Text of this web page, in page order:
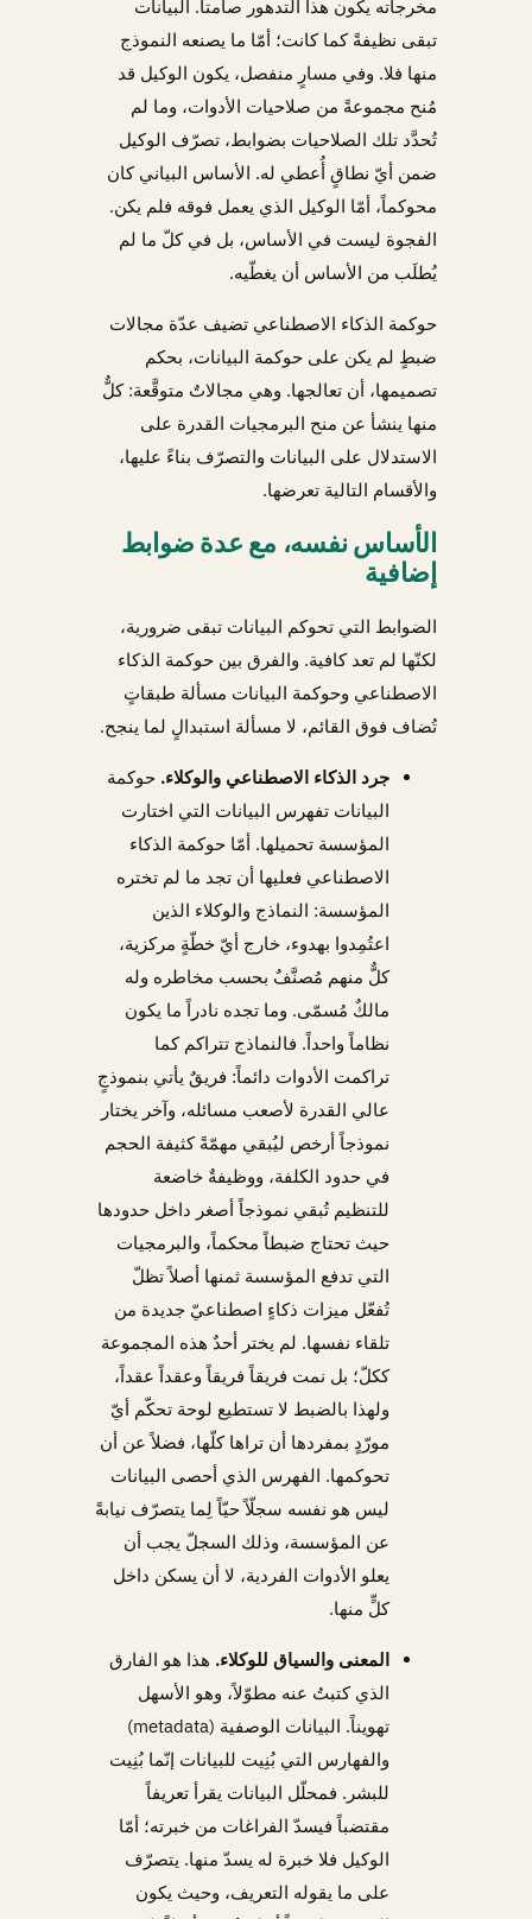
مخرجاته يكون هذا التدهور صامتاً. البيانات
تبقى نظيفةً كما كانت؛ أمّا ما يصنعه النموذج
منها فلا. وفي مسارٍ منفصل، يكون الوكيل قد
مُنح مجموعةً من صلاحيات الأدوات، وما لم
تُحدَّد تلك الصلاحيات بضوابط، تصرّف الوكيل
ضمن أيّ نطاقٍ أُعطي له. الأساس البياني كان
محوكماً، أمّا الوكيل الذي يعمل فوقه فلم يكن.
الفجوة ليست في الأساس، بل في كلّ ما لم
يُطلَب من الأساس أن يغطّيه.
حوكمة الذكاء الاصطناعي تضيف عدّة مجالات
ضبطٍ لم يكن على حوكمة البيانات، بحكم
تصميمها، أن تعالجها. وهي مجالاتٌ متوقَّعة: كلٌّ
منها ينشأ عن منح البرمجيات القدرة على
الاستدلال على البيانات والتصرّف بناءً عليها،
والأقسام التالية تعرضها.
الأساس نفسه، مع عدة ضوابط
إضافية
الضوابط التي تحوكم البيانات تبقى ضرورية،
لكنّها لم تعد كافية. والفرق بين حوكمة الذكاء
الاصطناعي وحوكمة البيانات مسألة طبقاتٍ
تُضاف فوق القائم، لا مسألة استبدالٍ لما ينجح.
جرد الذكاء الاصطناعي والوكلاء. حوكمة
البيانات تفهرس البيانات التي اختارت
المؤسسة تحميلها. أمّا حوكمة الذكاء
الاصطناعي فعليها أن تجد ما لم تختره
المؤسسة: النماذج والوكلاء الذين
اعتُمِدوا بهدوء، خارج أيّ خطّةٍ مركزية،
كلٌّ منهم مُصنَّفٌ بحسب مخاطره وله
مالكٌ مُسمّى. وما تجده نادراً ما يكون
نظاماً واحداً. فالنماذج تتراكم كما
تراكمت الأدوات دائماً: فريقٌ يأتي بنموذجٍ
عالي القدرة لأصعب مسائله، وآخر يختار
نموذجاً أرخص ليُبقي مهمّةً كثيفة الحجم
في حدود الكلفة، ووظيفةٌ خاضعة
للتنظيم تُبقي نموذجاً أصغر داخل حدودها
حيث تحتاج ضبطاً محكماً، والبرمجيات
التي تدفع المؤسسة ثمنها أصلاً تظلّ
تُفعّل ميزات ذكاءٍ اصطناعيّ جديدة من
تلقاء نفسها. لم يختر أحدٌ هذه المجموعة
ككلّ؛ بل نمت فريقاً فريقاً وعقداً عقداً،
ولهذا بالضبط لا تستطيع لوحة تحكّم أيّ
مورّدٍ بمفردها أن تراها كلّها، فضلاً عن أن
تحوكمها. الفهرس الذي أحصى البيانات
ليس هو نفسه سجلّاً حيّاً لِما يتصرّف نيابةً
عن المؤسسة، وذلك السجلّ يجب أن
يعلو الأدوات الفردية، لا أن يسكن داخل
كلٍّ منها.
المعنى والسياق للوكلاء. هذا هو الفارق
الذي كتبتُ عنه مطوّلاً، وهو الأسهل
تهويناً. البيانات الوصفية (metadata)
والفهارس التي بُنِيت للبيانات إنّما بُنِيت
للبشر. فمحلّل البيانات يقرأ تعريفاً
مقتضباً فيسدّ الفراغات من خبرته؛ أمّا
الوكيل فلا خبرة له يسدّ منها. يتصرّف
على ما يقوله التعريف، وحيث يكون